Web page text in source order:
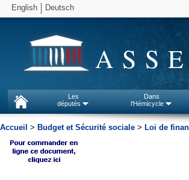
English Deutsch
Les
députés
Dans
l'Hémicycle
Accueil > Budget et Sécurité sociale > Loi de